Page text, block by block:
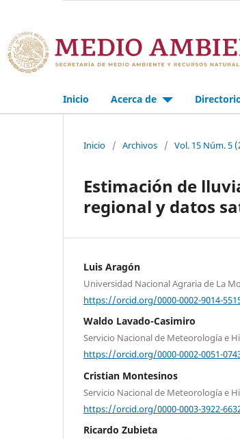
Inicio Acerca de
Inicio / Archivos / Vol. 15 Núm. 5
Estimación de
regional y datos
Luis Aragón
Universidad Nacional Agraria de La
https://orcid.org/0000-0002-9014-
Waldo Lavado-Casimiro
Servicio Nacional de Meteorología e
https://orcid.org/0000-0002-0051-
Cristian Montesinos
Servicio Nacional de Meteorología e
https://orcid.org/0000-0003-3922-
Ricardo Zubieta